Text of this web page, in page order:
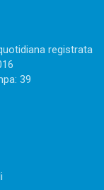
registrata
39